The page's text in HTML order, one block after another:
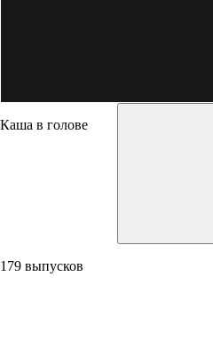
Каша в голове
179 выпусков